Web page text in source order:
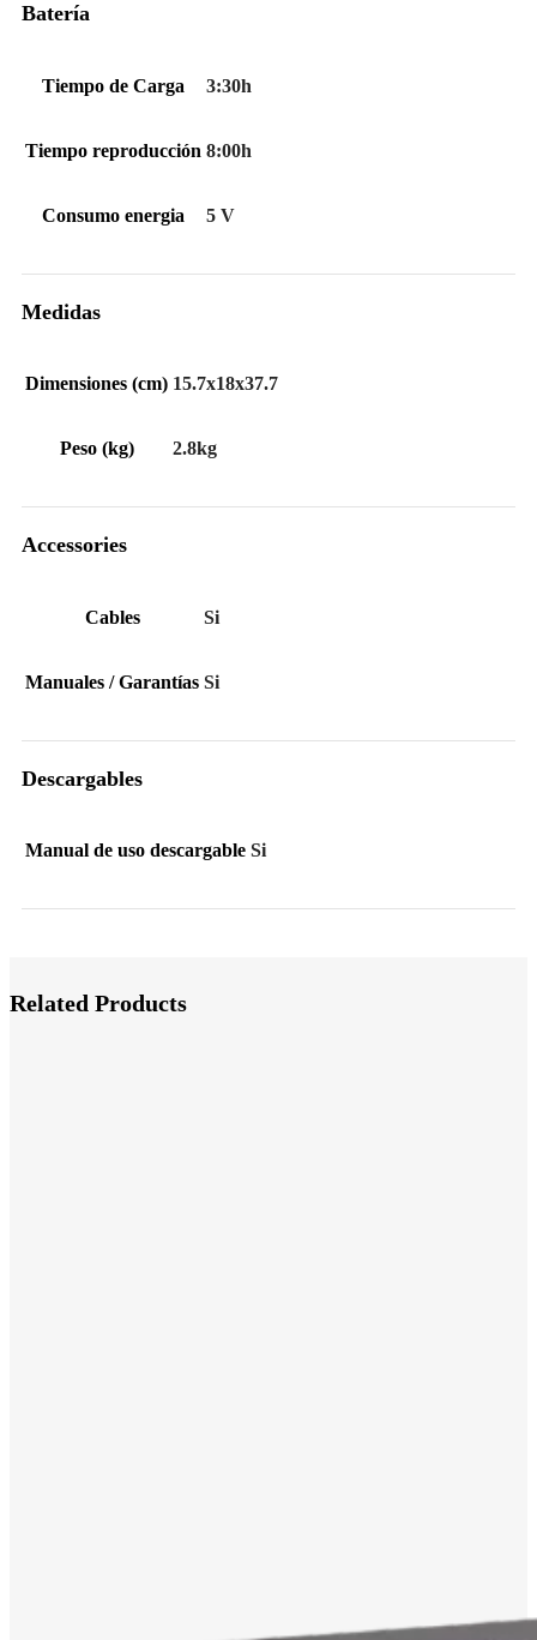
Batería
Tiempo de Carga 3:30h
Tiempo reproducción 8:00h
Consumo energia 5 V
Medidas
Dimensiones (cm) 15.7x18x37.7
Peso (kg) 2.8kg
Accessories
Cables Si
Manuales / Garantías Si
Descargables
Manual de uso descargable Si
Related Products